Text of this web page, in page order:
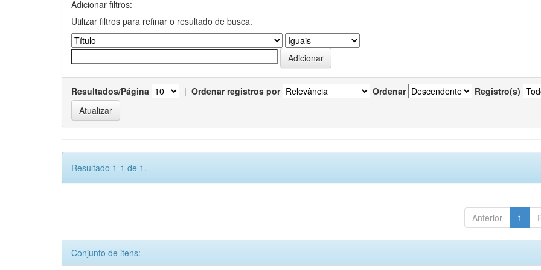
Adicionar filtros:
Utilizar filtros para refinar o resultado de busca.
Resultados/Página | Ordenar registros por Ordenar Registro(s)
Resultado 1-1 de 1.
Anterior 1
Conjunto de itens: